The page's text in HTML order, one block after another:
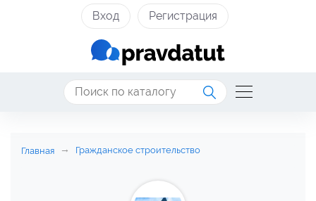
Вход Регистрация
Главная Гражданское строительство